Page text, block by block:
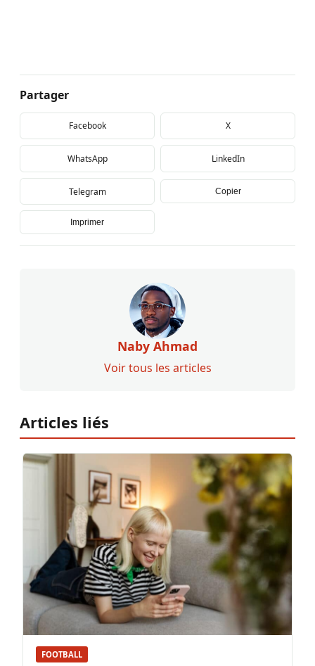
Partager
Facebook X
WhatsApp LinkedIn
Telegram Copier
Imprimer
Naby Ahmad
Voir tous les articles
Articles liés
FOOTBALL